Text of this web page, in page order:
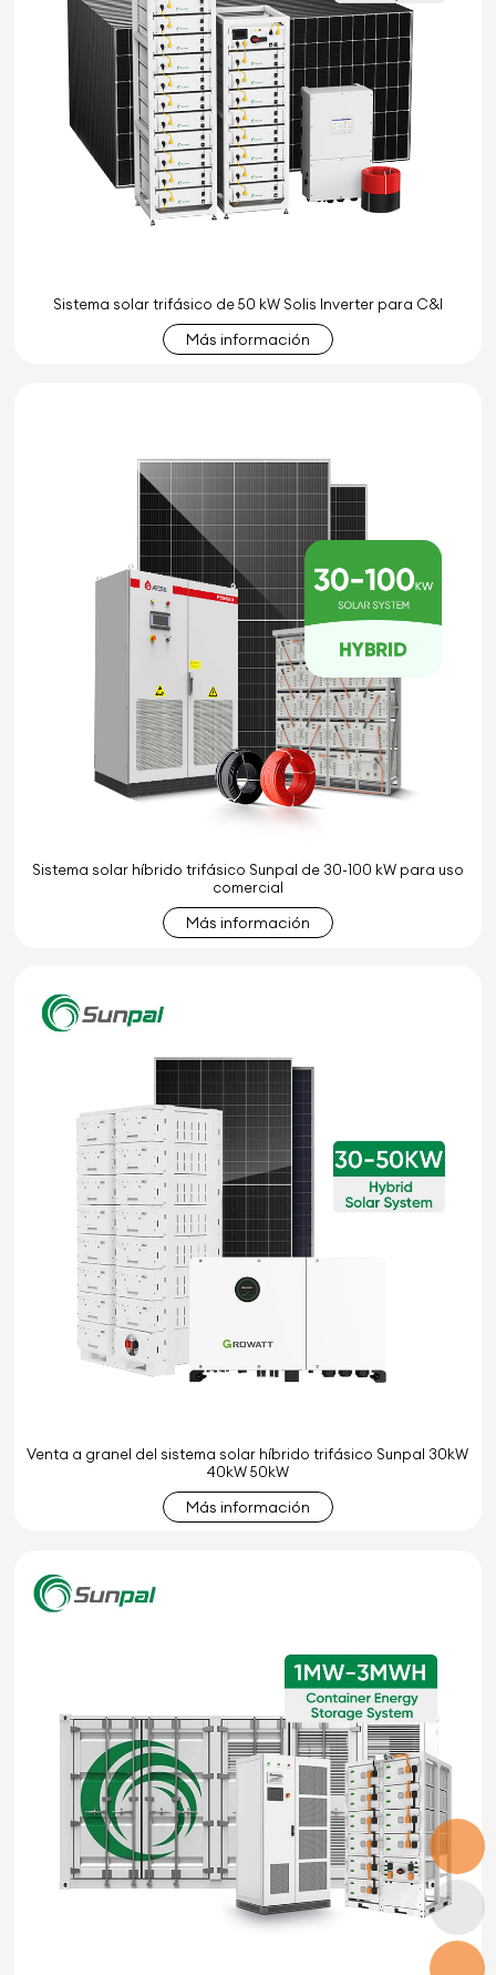
Sistema solar trifásico de 50 kW Solis Inverter para C&I
Más información
Sistema solar híbrido trifásico Sunpal de 30-100 kW para uso
comercial
Más información
Venta a granel del sistema solar híbrido trifásico Sunpal 30kW
40kW 50kW
Más información